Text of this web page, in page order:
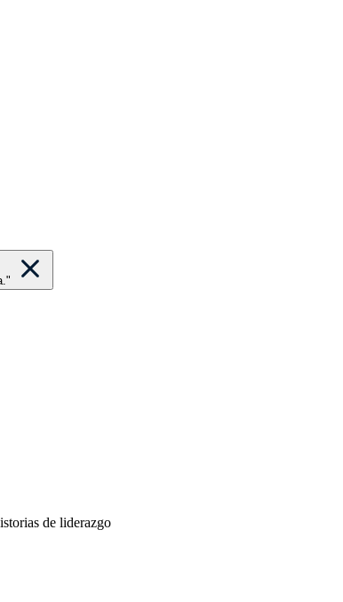
de liderazgo